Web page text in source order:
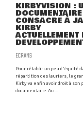
KIRBYVISION :
DOCUMENTAIRE
CONSACRÉ À
KIRBY
ACTUELLEMENT
ECRANS
Pour rétablir un peu d'équité
répartition des lauriers, le
Kirby va enfin avoir droit à son
documentaire. Au ...